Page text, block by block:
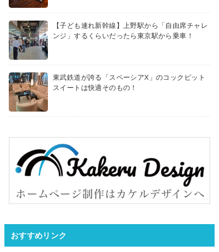
【子ども連れ新幹線】上野駅から「自由席チャレ
ンジ」するくらいだったら東京駅から乗車！
東武鉄道が誇る「スペーシアX」のコックピット
スイートは快適そのもの！
おすすめリンク